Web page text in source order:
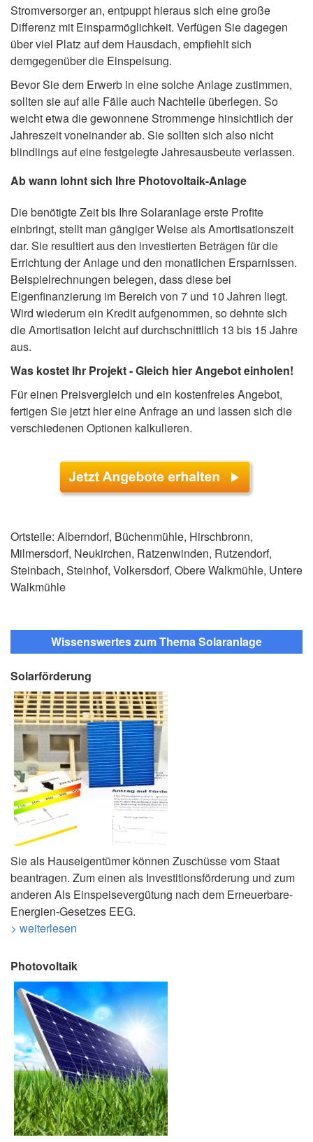
Stromversorger an, entpuppt hieraus sich eine große
Differenz mit Einsparmöglichkeit. Verfügen Sie dagegen
über viel Platz auf dem Hausdach, empfiehlt sich
demgegenüber die Einspeisung.
Bevor Sie dem Erwerb in eine solche Anlage zustimmen,
sollten sie auf alle Fälle auch Nachteile überlegen. So
weicht etwa die gewonnene Strommenge hinsichtlich der
Jahreszeit voneinander ab. Sie sollten sich also nicht
blindlings auf eine festgelegte Jahresausbeute verlassen.
Ab wann lohnt sich Ihre Photovoltaik-Anlage
Die benötigte Zeit bis Ihre Solaranlage erste Profite
einbringt, stellt man gängiger Weise als Amortisationszeit
dar. Sie resultiert aus den investierten Beträgen für die
Errichtung der Anlage und den monatlichen Ersparnissen.
Beispielrechnungen belegen, dass diese bei
Eigenfinanzierung im Bereich von 7 und 10 Jahren liegt.
Wird wiederum ein Kredit aufgenommen, so dehnte sich
die Amortisation leicht auf durchschnittlich 13 bis 15 Jahre
aus.
Was kostet Ihr Projekt - Gleich hier Angebot einholen!
Für einen Preisvergleich und ein kostenfreies Angebot,
fertigen Sie jetzt hier eine Anfrage an und lassen sich die
verschiedenen Optionen kalkulieren.
Ortsteile: Alberndorf, Büchenmühle, Hirschbronn,
Milmersdorf, Neukirchen, Ratzenwinden, Rutzendorf,
Steinbach, Steinhof, Volkersdorf, Obere Walkmühle, Untere
Walkmühle
Wissenswertes zum Thema Solaranlage
Solarförderung
Sie als Hauseigentümer können Zuschüsse vom Staat
beantragen. Zum einen als Investitionsförderung und zum
anderen Als Einspeisevergütung nach dem Erneuerbare-
Energien-Gesetzes EEG.
> weiterlesen
Photovoltaik